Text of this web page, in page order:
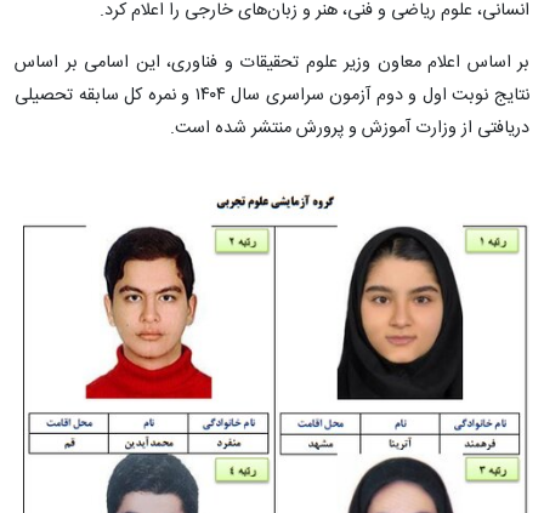
انسانی، علوم ریاضی و فنی، هنر و زبان‌های خارجی را اعلام کرد.
بر اساس اعلام معاون وزیر علوم تحقیقات و فناوری، این اسامی بر اساس
نتایج نوبت اول و دوم آزمون سراسری سال ۱۴۰۴ و نمره کل سابقه تحصیلی
دریافتی از وزارت آموزش و پرورش منتشر شده است.